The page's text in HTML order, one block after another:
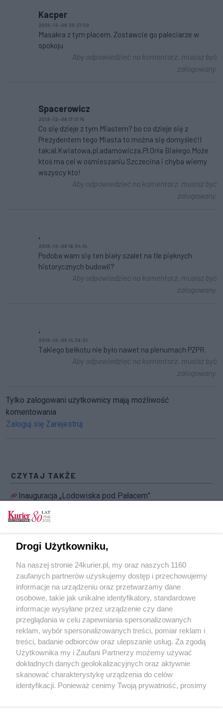
Kacper
2019-12-08 20:37:59
Masakra z tym placem. Zostawcie go paleciarze w
spokoju
Aby odpowiedzieć na komentarz, musisz być
zalogowany.
Spacerowicz
2019-12-08 17:11:15
Co się dzieje z tym Miastem? bo co dzieje się z
Prezydentem tego Miasta to można się domyśleć!I
tak;al.Kwiatowa,pl.adamowicza,Pl.Orła Białego.Może
ktoś ma cel w ośmieszaniu Szczecina i chyba wiemy
wszyscy kto!
Aby odpowiedzieć na komentarz, musisz być
zalogowany.
.
2019-12-08 16:34:14
Podoba wam się ten biały szalet na tle pięknych
historycznych budowli?
Aby odpowiedzieć na komentarz, musisz być
zalogowany.
.
2019-12-08 14:38:21
Takiego bełkotu nie było nawet na plenumach PZPR.
Aby odpowiedzieć na komentarz, musisz być
zalogowany.
Tylko zalogowani użytkownicy mają możliwość
komentowania
Zaloguj się Zarejestruj
CZYTAJ TAKŻE
Inauguracja „Lodowiska pod Pałacem”
Czech Fest na pl. Orła Białego [GALERIA]
Warianty i wiarygodność zmian. Jaki to będzie
plac?
Deklaracje a proza życia. Pod specjalnym
nadzorem?
POGODA
19℃
Zobacz prognozę na 3 dni
Drogi Użytkowniku,
Na naszej stronie 24kurier.pl, my oraz naszych 1160
zaufanych partnerów uzyskujemy dostęp i przechowujemy
informacje na urządzeniu oraz przetwarzamy dane
osobowe, takie jak unikalne identyfikatory, standardowe
informacje wysyłane przez urządzenie czy dane
przeglądania w celu zapewniania spersonalizowanych
reklam, wybór spersonalizowanych treści, pomiar reklam i
treści, badanie odbiorców oraz ulepszanie usług. Za zgodą
Użytkownika my i Zaufani Partnerzy możemy używać
dokładnych danych geolokalizacyjnych oraz aktywnie
skanować charakterystykę urządzenia do celów
identyfikacji. Ponieważ cenimy Twoją prywatność, prosimy